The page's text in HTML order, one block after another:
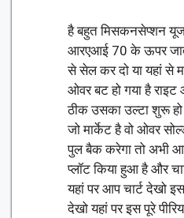
है बहुत मिसकनसेप्शन यूज
आरएआई 70 के ऊपर
से सेल कर दो या यहां से
ओवर बट हो गया है
ठीक उसका उल्टा शुरू
जो मार्केट है वो ओवर
पुल बैक करेगा तो अभी आप
प्लॉट किया हुआ है और
यहां पर आप चार्ट देखो
देखो यहां पर इस पूरे